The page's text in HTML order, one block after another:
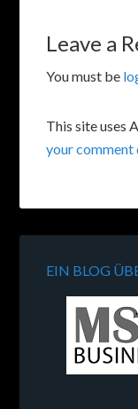
Leave a
You must be
This site uses
your comment
EIN BLOG